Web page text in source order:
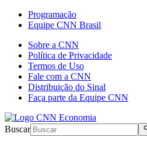
Programação
Equipe CNN Brasil
Sobre a CNN
Política de Privacidade
Termos de Uso
Fale com a CNN
Distribuição do Sinal
Faça parte da Equipe CNN
Buscar